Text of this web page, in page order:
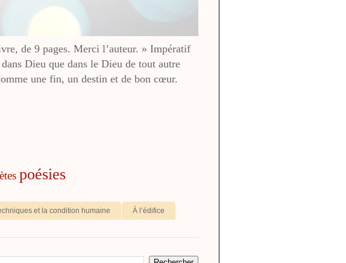
de 9 pages. Merci l’auteur. » Impératif
Dieu que dans le Dieu de tout autre
une fin, un destin et de bon cœur.
poésies
et la condition humaine À l’édifice